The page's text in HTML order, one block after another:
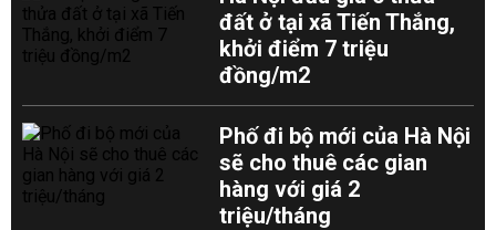
đất ở tại xã Tiến Thắng,
khởi điểm 7 triệu
đồng/m2
Phố đi bộ mới của Hà Nội
sẽ cho thuê các gian
hàng với giá 2
triệu/tháng